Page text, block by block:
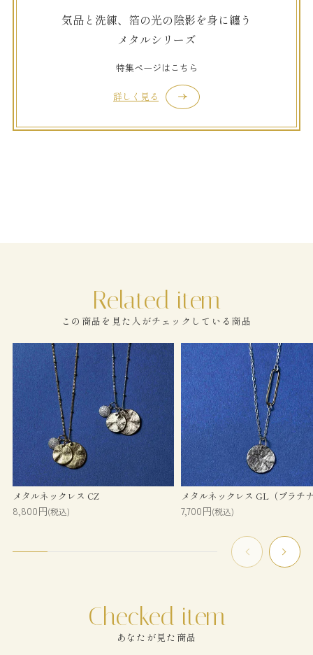
気品と洗練、箔の光の陰影を身に纏う
メタルシリーズ
特集ページはこちら
詳しく見る
この商品を見た人がチェックしている商品
メタルネックレス CZ
8,800円(税込)
メタルネックレス GL（プラチ
7,700円(税込)
あなたが見た商品